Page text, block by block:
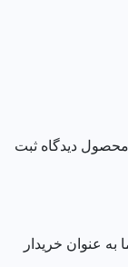
دیدگاه ثبت
به عنوان خریدار